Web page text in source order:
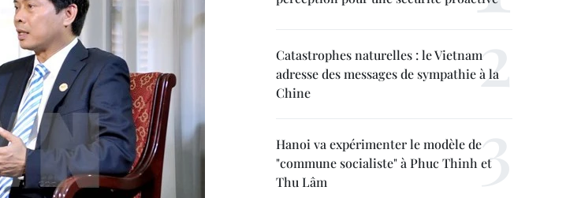
Catastrophes naturelles : le Vietnam
adresse des messages de sympathie à la
Chine
Hanoi va expérimenter le modèle de
"commune socialiste" à Phuc Thinh et
Thu Lâm